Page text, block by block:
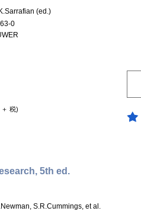
(ed.)
0
税)
5th ed.
S.R.Cummings, et al.